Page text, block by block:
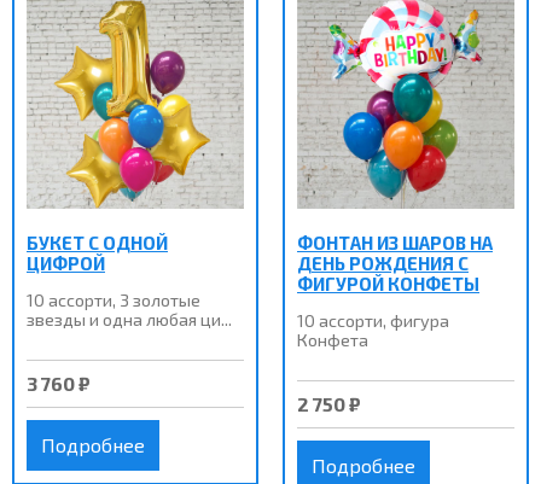
БУКЕТ С ОДНОЙ
ЦИФРОЙ
10 ассорти, 3 золотые
звезды и одна любая ци...
3 760 ₽
Подробнее
ФОНТАН ИЗ ШАРОВ НА
ДЕНЬ РОЖДЕНИЯ С
ФИГУРОЙ КОНФЕТЫ
10 ассорти, фигура
Конфета
2 750 ₽
Подробнее